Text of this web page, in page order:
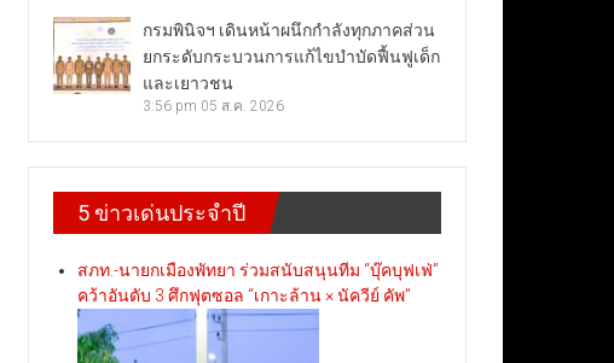
กรมพินิจฯ เดินหน้าผนึกกำลังทุกภาคส่วน
ยกระดับกระบวนการแก้ไขบำบัดฟื้นฟูเด็ก
และเยาวชน
3:56 pm 05 ส.ค. 2026
5 ข่าวเด่นประจำปี
สภท.-นายกเมืองพัทยา ร่วมสนับสนุนทีม “บุ๊คบุฟเฟ่”
คว้าอันดับ 3 ศึกฟุตซอล “เกาะล้าน × นัควีย์ คัพ”